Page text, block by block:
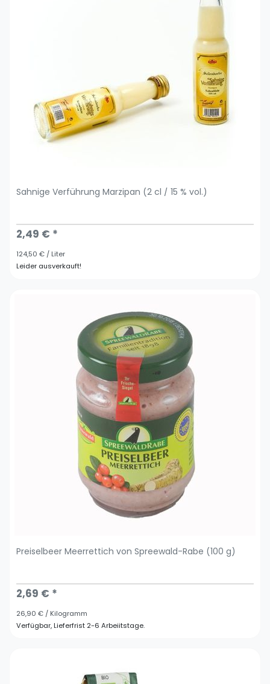
Sahnige Verführung Marzipan (2 cl / 15 % vol.)
2,49 € *
124,50 € / Liter
Leider ausverkauft!
Preiselbeer Meerrettich von Spreewald-Rabe (100 g)
2,69 € *
26,90 € / Kilogramm
Verfügbar, Lieferfrist 2-6 Arbeiitstage.